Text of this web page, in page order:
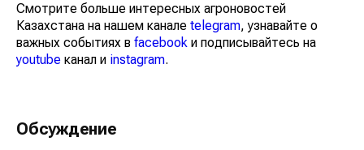
Смотрите больше интересных агроновостей
Казахстана на нашем канале telegram, узнавайте о
важных событиях в facebook и подписывайтесь на
youtube канал и instagram.
Обсуждение